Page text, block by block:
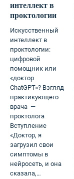
интеллект в
проктологии
Искусственный
интеллект в
проктологии:
цифровой
помощник или
«доктор
ChatGPT»? Взгляд
практикующего
врача —
проктолога
Вступление
«Доктор, я
загрузил свои
симптомы в
нейросеть, и она
сказала,…